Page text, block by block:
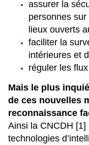
assurer la
personnes
lieux ouverts
faciliter la
intérieures et
réguler les
Mais le plus
de ces nouvelles
reconnaissance
Ainsi la CNCDH [1]
technologies